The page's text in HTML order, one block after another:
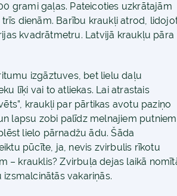
grami gaļas. Pateicoties uzkrātajām
dienām. Barību kraukļi atrod,
kvadrātmetru. Latvijā kraukļu pāra
izgāztuves, bet lielu daļu
līķi vai to atliekas. Lai atrastais
kraukļi par pārtikas avotu paziņo
lapsu zobi palīdz melnajiem putniem
lielo pārnadžu ādu. Šāda
pūcīte, ja, nevis zvirbulis rīkotu
– krauklis? Zvirbuļa dejas laikā
vakariņās.